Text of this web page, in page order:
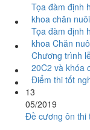
Tọa đàm định
khoa chăn
Tọa đàm định
khoa Chăn
Chương trình
20C2 và khóa
Điểm thi tốt
13
05/2019
Đề cương ôn thi